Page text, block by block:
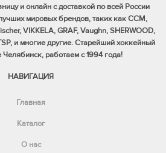
и онлайн с доставкой по всей России
мировых брендов, таких как CCM,
VIKKELA, GRAF, Vaughn, SHERWOOD,
и многие другие. Старейший хоккейный
Челябинск, работаем с 1994 года!
НАВИГАЦИЯ
Главная
Каталог
О нас